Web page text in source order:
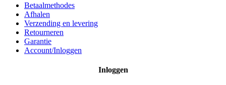
Betaalmethodes
Afhalen
Verzending en levering
Retourneren
Garantie
Account/Inloggen